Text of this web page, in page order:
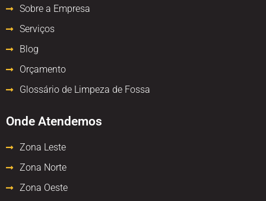
Sobre a Empresa
Serviços
Blog
Orçamento
Glossário de Limpeza de Fossa
Onde Atendemos
Zona Leste
Zona Norte
Zona Oeste